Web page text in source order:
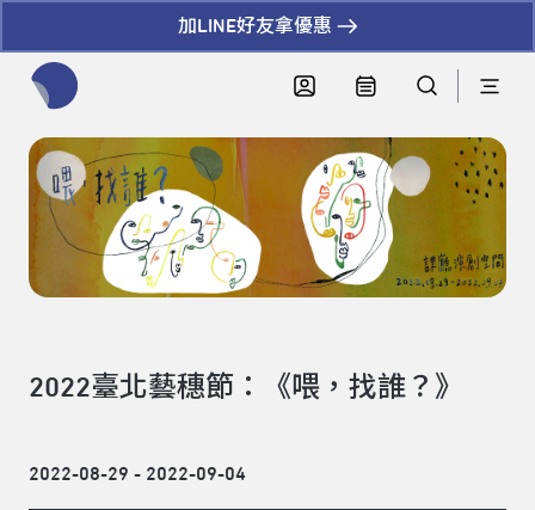
加LINE好友拿優惠
2022臺北藝穗節：《喂，找誰？》
2022-08-29 - 2022-09-04